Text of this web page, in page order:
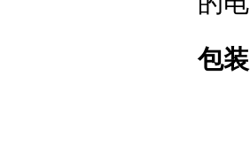
包装